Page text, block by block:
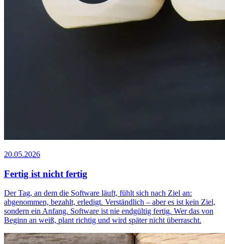
20.05.2026
Fertig ist nicht fertig
Der Tag, an dem die Software läuft, fühlt sich nach Ziel an:
abgenommen, bezahlt, erledigt. Verständlich – aber es ist kein Ziel,
sondern ein Anfang. Software ist nie endgültig fertig. Wer das von
Beginn an weiß, plant richtig und wird später nicht überrascht.